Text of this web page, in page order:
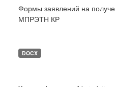
Формы заявлений на
МПРЭТН КР
DOCX